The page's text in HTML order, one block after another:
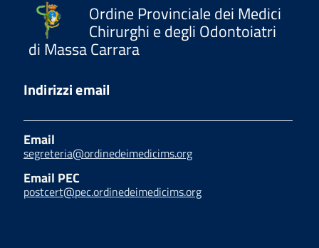
Ordine Provinciale dei Medici
Chirurghi e degli Odontoiatri
di Massa Carrara
Indirizzi email
Email
segreteria@ordinedeimedicims.org
Email PEC
postcert@pec.ordinedeimedicims.org